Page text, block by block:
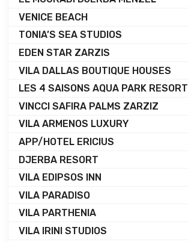
VENICE BEACH
TONIA’S SEA STUDIOS
EDEN STAR ZARZIS
VILA DALLAS BOUTIQUE HOUSES
LES 4 SAISONS AQUA PARK RESORT
VINCCI SAFIRA PALMS ZARZIZ
VILA ARMENOS LUXURY
APP/HOTEL ERICIUS
DJERBA RESORT
VILA EDIPSOS INN
VILA PARADISO
VILA PARTHENIA
VILA IRINI STUDIOS